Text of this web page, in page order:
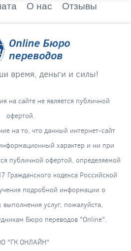
О нас Отзывы
время, деньги и силы!
на сайте не является публичной
офертой.
на то, что данный интернет-сайт
характер и ни при
публичной офертой, определяемой
Гражданского кодекса Российской
подробной информации о
выполнения услуг, пожалуйста,
Бюро переводов "Online".
"ГК ОНЛАЙН"